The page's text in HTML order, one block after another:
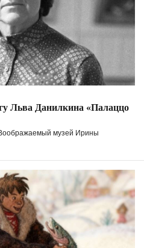
Льва Данилкина «Палаццо
музей Ирины